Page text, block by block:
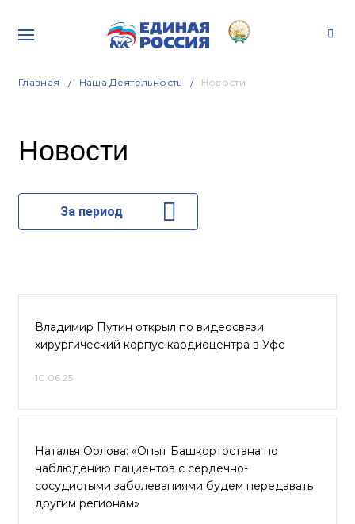
Главная Наша Деятельность Новости
Новости
За период
Владимир Путин открыл по видеосвязи
хирургический корпус кардиоцентра в Уфе
10.06.25
Наталья Орлова: «Опыт Башкортостана по
наблюдению пациентов с сердечно-
сосудистыми заболеваниями будем передавать
другим регионам»